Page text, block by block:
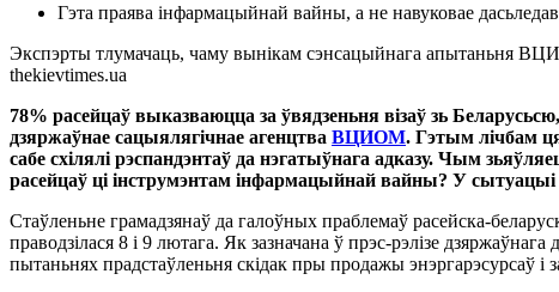
Гэта праява інфармацыйнай вайны, а не навуковае
Экспэрты тлумачаць, чаму вынікам сэнсацыйнага апытаньня
thekievtimes.ua
78% расейцаў выказваюцца за ўвядзеньня візаў зь
дзяржаўнае сацыялягічнае агенцтва ВЦИОМ. Гэтым лічбам
сабе схілялі рэспандэнтаў да нэгатыўнага адказу. Чым
расейцаў ці інструмэнтам інфармацыйнай вайны? У
Стаўленьне грамадзянаў да галоўных праблемаў расейска-
праводзілася 8 і 9 лютага. Як зазначана ў прэс-рэлізе
пытаньнях прадстаўленьня скідак пры продажы энэргарэсурсаў